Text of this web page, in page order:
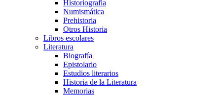
Historiografía
Numismática
Prehistoria
Otros Historia
Libros escolares
Literatura
Biografía
Epistolario
Estudios literarios
Historia de la Literatura
Memorias